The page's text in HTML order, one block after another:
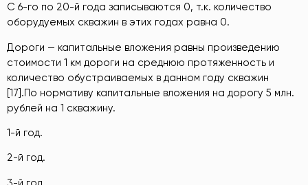
С 6-го по 20-й года записываются 0, т.к. количество
оборудуемых скважин в этих годах равна 0.
Дороги — капитальные вложения равны произведению
стоимости 1 км дороги на среднюю протяженность и
количество обустраиваемых в данном году скважин
[17].По нормативу капитальные вложения на дорогу 5 млн.
рублей на 1 скважину.
1-й год.
2-й год.